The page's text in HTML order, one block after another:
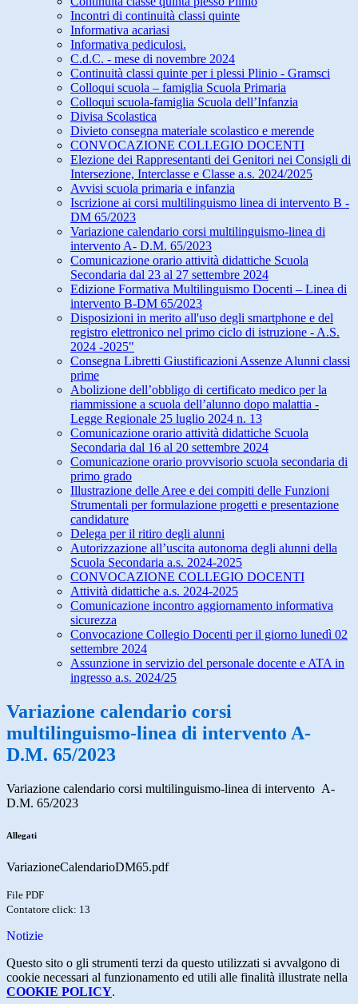
Incontri di continuità classi quinte
Informativa acariasi
Informativa pediculosi.
C.d.C. - mese di novembre 2024
Continuità classi quinte per i plessi Plinio - Gramsci
Colloqui scuola – famiglia Scuola Primaria
Colloqui scuola-famiglia Scuola dell’Infanzia
Divisa Scolastica
Divieto consegna materiale scolastico e merende
CONVOCAZIONE COLLEGIO DOCENTI
Elezione dei Rappresentanti dei Genitori nei Consigli di
Intersezione, Interclasse e Classe a.s. 2024/2025
Avvisi scuola primaria e infanzia
Iscrizione ai corsi multilinguismo linea di intervento B -
DM 65/2023
Variazione calendario corsi multilinguismo-linea di
intervento A- D.M. 65/2023
Comunicazione orario attività didattiche Scuola
Secondaria dal 23 al 27 settembre 2024
Edizione Formativa Multilinguismo Docenti – Linea di
intervento B-DM 65/2023
Disposizioni in merito all'uso degli smartphone e del
registro elettronico nel primo ciclo di istruzione - A.S.
2024 -2025"
Consegna Libretti Giustificazioni Assenze Alunni classi
prime
Abolizione dell’obbligo di certificato medico per la
riammissione a scuola dell’alunno dopo malattia -
Legge Regionale 25 luglio 2024 n. 13
Comunicazione orario attività didattiche Scuola
Secondaria dal 16 al 20 settembre 2024
Comunicazione orario provvisorio scuola secondaria di
primo grado
Illustrazione delle Aree e dei compiti delle Funzioni
Strumentali per formulazione progetti e presentazione
candidature
Delega per il ritiro degli alunni
Autorizzazione all’uscita autonoma degli alunni della
Scuola Secondaria a.s. 2024-2025
CONVOCAZIONE COLLEGIO DOCENTI
Attività didattiche a.s. 2024-2025
Comunicazione incontro aggiornamento informativa
sicurezza
Convocazione Collegio Docenti per il giorno lunedì 02
settembre 2024
Assunzione in servizio del personale docente e ATA in
ingresso a.s. 2024/25
Variazione calendario corsi
multilinguismo-linea di intervento A-
D.M. 65/2023
Variazione calendario corsi multilinguismo-linea di intervento A-
D.M. 65/2023
Allegati
VariazioneCalendarioDM65.pdf
File PDF
Contatore click: 13
Notizie
Questo sito o gli strumenti terzi da questo utilizzati si avvalgono di
cookie necessari al funzionamento ed utili alle finalità illustrate nella
COOKIE POLICY.